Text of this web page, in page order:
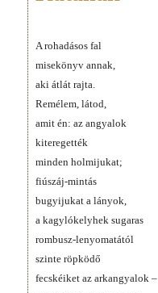
A rohadásos fal
misekönyv annak,
aki átlát rajta.
Remélem, látod,
amit én: az angyalok
kiteregették
minden holmijukat;
fiúszáj-mintás
bugyijukat a lányok,
a kagylókelyhek sugaras
rombusz-lenyomatától
szinte röpködő
fecskéiket az arkangyalok –